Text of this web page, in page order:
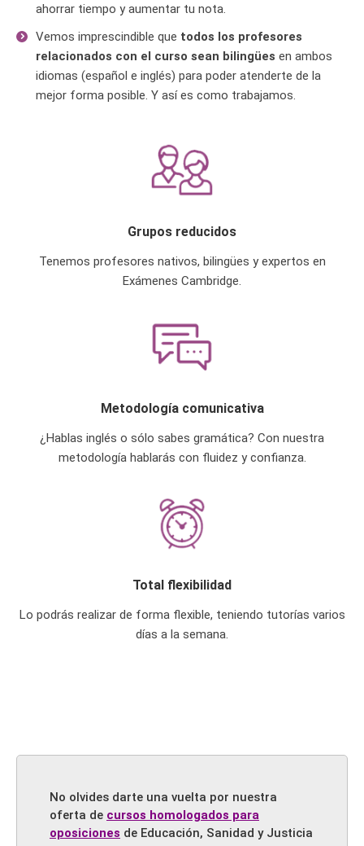
ahorrar tiempo y aumentar tu nota.
Vemos imprescindible que todos los profesores
relacionados con el curso sean bilingües en ambos
idiomas (español e inglés) para poder atenderte de la
mejor forma posible. Y así es como trabajamos.
Grupos reducidos
Tenemos profesores nativos, bilingües y expertos en
Exámenes Cambridge.
Metodología comunicativa
¿Hablas inglés o sólo sabes gramática? Con nuestra
metodología hablarás con fluidez y confianza.
Total flexibilidad
Lo podrás realizar de forma flexible, teniendo tutorías varios
días a la semana.
No olvides darte una vuelta por nuestra
oferta de cursos homologados para
oposiciones de Educación, Sanidad y Justicia